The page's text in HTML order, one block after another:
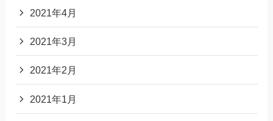
2021年4月
2021年3月
2021年2月
2021年1月